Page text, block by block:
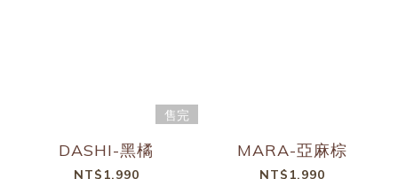
售完
DASHI-黑橘
NT$1,990
MARA-亞麻棕
NT$1,990